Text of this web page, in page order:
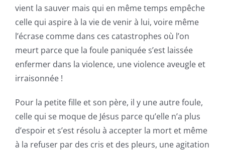
vient la sauver mais qui en même temps empêche
celle qui aspire à la vie de venir à lui, voire même
l’écrase comme dans ces catastrophes où l’on
meurt parce que la foule paniquée s’est laissée
enfermer dans la violence, une violence aveugle et
irraisonnée !
Pour la petite fille et son père, il y une autre foule,
celle qui se moque de Jésus parce qu’elle n’a plus
d’espoir et s’est résolu à accepter la mort et même
à la refuser par des cris et des pleurs, une agitation